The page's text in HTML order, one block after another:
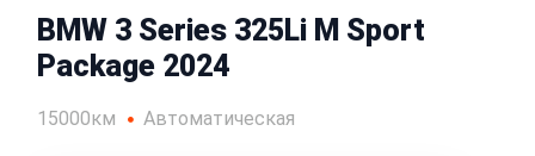
BMW 3 Series 325Li M Sport
Package 2024
15000км Автоматическая